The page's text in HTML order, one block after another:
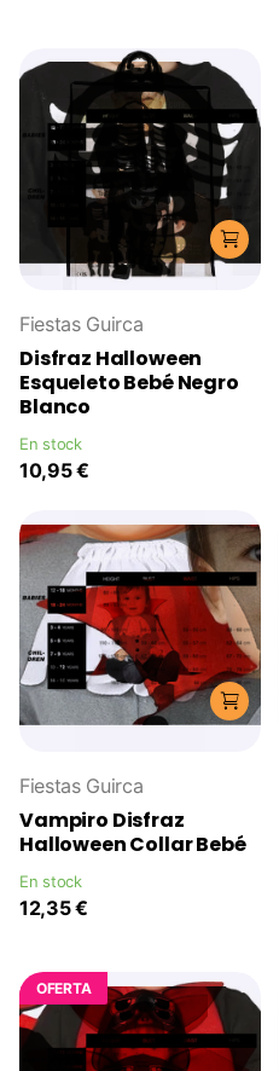
Fiestas Guirca
Disfraz Halloween
Esqueleto Bebé Negro
Blanco
En stock
10,95 €
Fiestas Guirca
Vampiro Disfraz
Halloween Collar Bebé
En stock
12,35 €
OFERTA